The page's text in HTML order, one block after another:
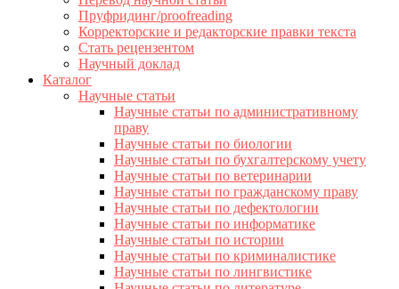
Пруфридинг/proofreading
Корректорские и редакторские правки текста
Стать рецензентом
Научный доклад
Каталог
Научные статьи
Научные статьи по административному
праву
Научные статьи по биологии
Научные статьи по бухгалтерскому учету
Научные статьи по ветеринарии
Научные статьи по гражданскому праву
Научные статьи по дефектологии
Научные статьи по информатике
Научные статьи по истории
Научные статьи по криминалистике
Научные статьи по лингвистике